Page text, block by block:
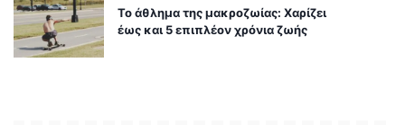
Το άθλημα της μακροζωίας: Χαρίζει
έως και 5 επιπλέον χρόνια ζωής